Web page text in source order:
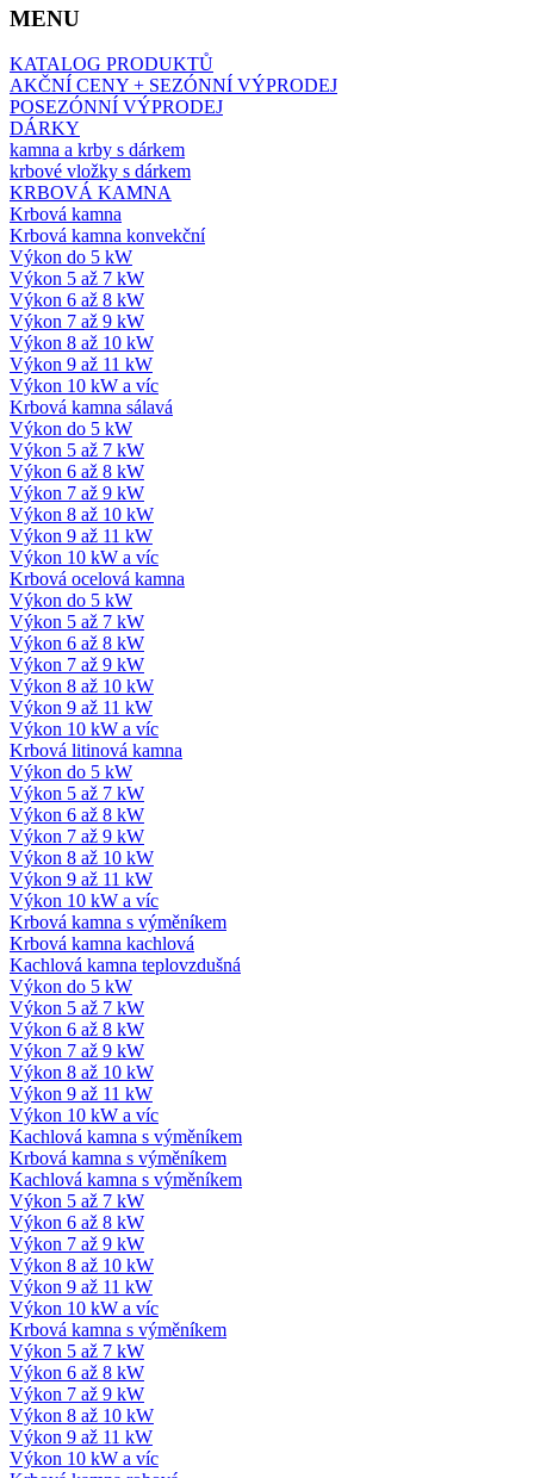
MENU
KATALOG PRODUKTŮ
AKČNÍ CENY + SEZÓNNÍ VÝPRODEJ
POSEZÓNNÍ VÝPRODEJ
DÁRKY
kamna a krby s dárkem
krbové vložky s dárkem
KRBOVÁ KAMNA
Krbová kamna
Krbová kamna konvekční
Výkon do 5 kW
Výkon 5 až 7 kW
Výkon 6 až 8 kW
Výkon 7 až 9 kW
Výkon 8 až 10 kW
Výkon 9 až 11 kW
Výkon 10 kW a víc
Krbová kamna sálavá
Výkon do 5 kW
Výkon 5 až 7 kW
Výkon 6 až 8 kW
Výkon 7 až 9 kW
Výkon 8 až 10 kW
Výkon 9 až 11 kW
Výkon 10 kW a víc
Krbová ocelová kamna
Výkon do 5 kW
Výkon 5 až 7 kW
Výkon 6 až 8 kW
Výkon 7 až 9 kW
Výkon 8 až 10 kW
Výkon 9 až 11 kW
Výkon 10 kW a víc
Krbová litinová kamna
Výkon do 5 kW
Výkon 5 až 7 kW
Výkon 6 až 8 kW
Výkon 7 až 9 kW
Výkon 8 až 10 kW
Výkon 9 až 11 kW
Výkon 10 kW a víc
Krbová kamna s výměníkem
Krbová kamna kachlová
Kachlová kamna teplovzdušná
Výkon do 5 kW
Výkon 5 až 7 kW
Výkon 6 až 8 kW
Výkon 7 až 9 kW
Výkon 8 až 10 kW
Výkon 9 až 11 kW
Výkon 10 kW a víc
Kachlová kamna s výměníkem
Krbová kamna s výměníkem
Kachlová kamna s výměníkem
Výkon 5 až 7 kW
Výkon 6 až 8 kW
Výkon 7 až 9 kW
Výkon 8 až 10 kW
Výkon 9 až 11 kW
Výkon 10 kW a víc
Krbová kamna s výměníkem
Výkon 5 až 7 kW
Výkon 6 až 8 kW
Výkon 7 až 9 kW
Výkon 8 až 10 kW
Výkon 9 až 11 kW
Výkon 10 kW a víc